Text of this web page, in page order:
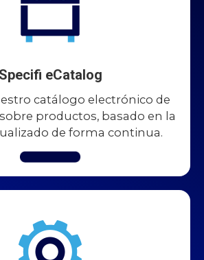
Specifi eCatalog
catálogo electrónico de
productos, basado en la
de forma continua.